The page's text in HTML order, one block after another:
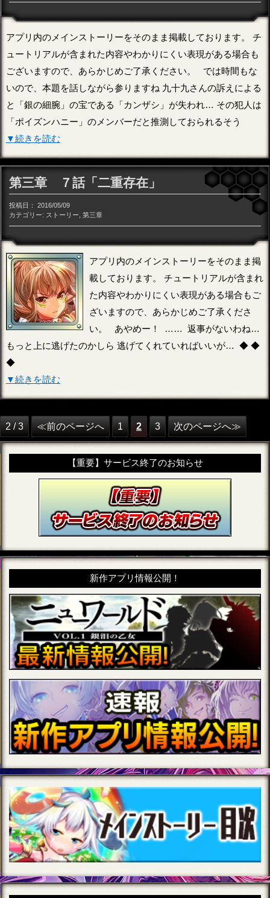
アプリ内のメインストーリーをそのまま掲載しております。 チ
ュートリアルが含まれた内容やわかりにくい表現がある場合も
ございますので、あらかじめご了承ください。 では時間もな
いので、本題を話しながら参りますね 九十九さんの訴えによる
と「銀の細腕」の宝である「カンザシ」が失われ… その犯人は
「ポイズンハニー」のメンバーだと推測しておられるそう
▼続きを読む
第三章 ７話「二重存在」
投稿日：
2016/05/09
カテゴリー: ストーリー 第三章
アプリ内のメインストーリーをそのまま掲
載しております。 チュートリアルが含まれ
た内容やわかりにくい表現がある場合もご
ざいますので、あらかじめご了承くださ
い。 あやめー！ …… 返事がないわね…
もっと上に逃げたのかしら 逃げてくれていればいいが… ◆ ◆
◆
▼続きを読む
2 / 3 ≪前のページへ 1 2 3 次のページへ≫
【重要】サービス終了のお知らせ
新作アプリ情報公開！